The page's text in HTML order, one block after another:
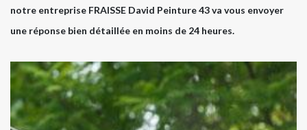
notre entreprise FRAISSE David Peinture 43 va vous envoyer
une réponse bien détaillée en moins de 24 heures.